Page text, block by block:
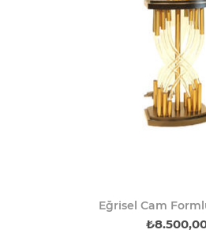
Eğrisel Cam